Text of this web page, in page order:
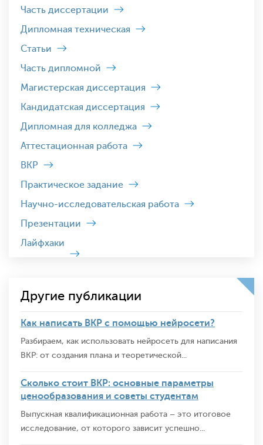
Часть диссертации
Дипломная техническая
Статьи
Часть дипломной
Магистерская диссертация
Кандидатская диссертация
Дипломная для колледжа
Аттестационная работа
ВКР
Практическое задание
Научно-исследовательская работа
Презентации
Лайфхаки
Другие публикации
Как написать ВКР с помощью нейросети?
Разбираем, как использовать нейросеть для написания
ВКР: от создания плана и теоретической...
Сколько стоит ВКР: основные параметры
ценообразования и советы студентам
Выпускная квалификационная работа – это итоговое
исследование, от которого зависит успешно...